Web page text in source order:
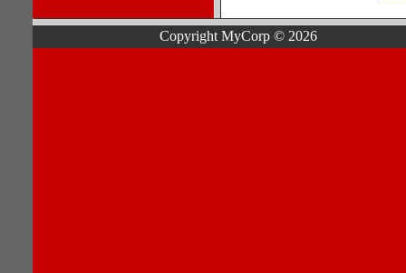
Copyright MyCorp © 2026